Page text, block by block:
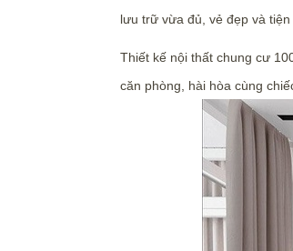
lưu trữ vừa đủ, vẻ đẹp và
Thiết kế nội thất chung cư
căn phòng, hài hòa cùng